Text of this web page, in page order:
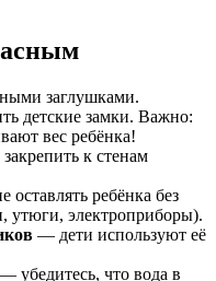
заглушками.
детские замки. Важно:
вес ребёнка!
к стенам
оставлять ребёнка без
утюги, электроприборы).
— дети используют её
— убедитесь, что вода в